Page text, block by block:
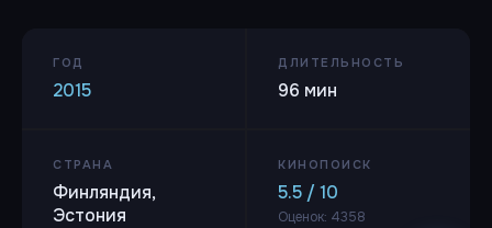
ГОД
2015
ДЛИТЕЛЬНОСТЬ
96 мин
СТРАНА
Финляндия,
Эстония
КИНОПОИСК
5.5 / 10
Оценок: 4358